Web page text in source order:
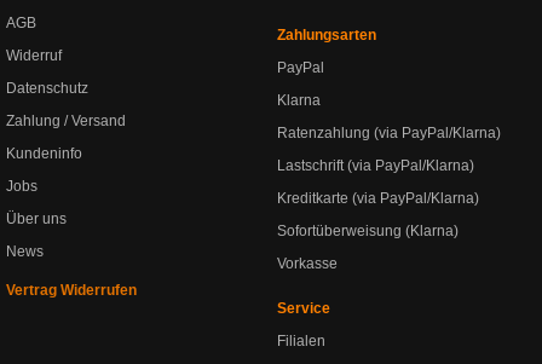
AGB
Widerruf
Datenschutz
Zahlung / Versand
Kundeninfo
Jobs
Über uns
News
Vertrag Widerrufen
Zahlungsarten
PayPal
Klarna
Ratenzahlung (via PayPal/Klarna)
Lastschrift (via PayPal/Klarna)
Kreditkarte (via PayPal/Klarna)
Sofortüberweisung (Klarna)
Vorkasse
Service
Filialen